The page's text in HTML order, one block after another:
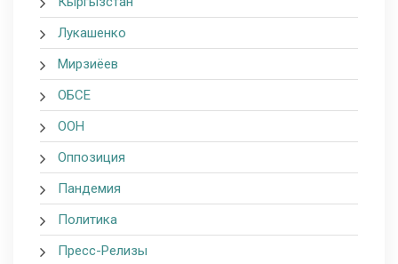
Лукашенко
Мирзиёев
ОБСЕ
ООН
Оппозиция
Пандемия
Политика
Пресс-Релизы